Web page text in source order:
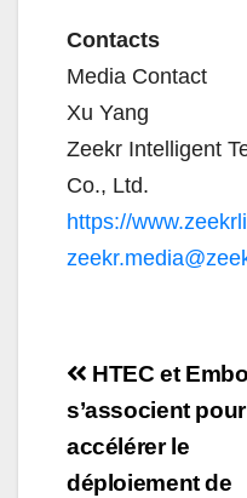
Contacts
Media Contact
Xu Yang
Zeekr Intelligent
Co., Ltd.
https://
de
l’article
HTEC et
s’associent pour
accélérer le
déploiement de